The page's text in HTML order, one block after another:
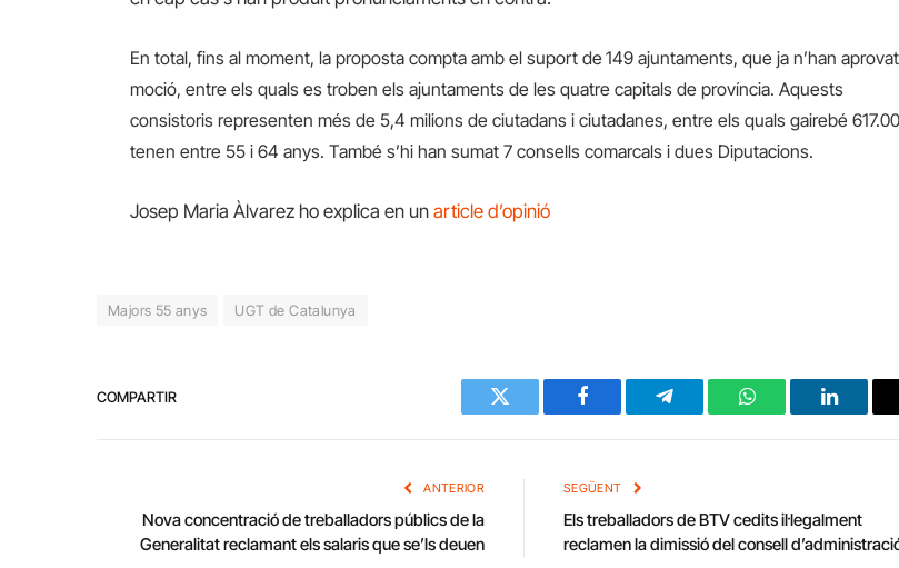
En total, fins al moment, la proposta compta amb el suport de149 ajuntaments, que ja n’han
moció, entre els quals es troben els ajuntaments de les quatre capitals de província. Aquests
consistoris representen més de 5,4 milions de ciutadans i ciutadanes, entre els quals gairebé
tenen entre 55 i 64 anys. També s’hi han sumat 7 consells comarcals i dues Diputacions.
Josep Maria Àlvarez ho explica en un article d’opinió
Majors 55 anys UGT de Catalunya
COMPARTIR
Twitter Facebook Telegram WhatsApp
ANTERIOR
Nova concentració de treballadors públics de la
Generalitat reclamant els salaris que se’ls deuen
SEGÜENT
Els treballadors de BTV cedits il·legalment
reclamen la dimissió del consell